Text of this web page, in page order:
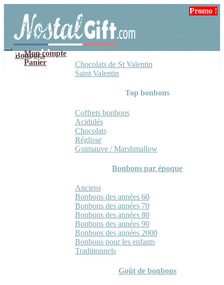
navigation
contenu
Mon compte
Panier
Bonbons
Chocolats de St Valentin
Saint Valentin
Top bonbons
Coffrets bonbons
Acidulés
Chocolats
Réglisse
Guimauve / Marshmallow
Bonbons par époque
Anciens
Bonbons des années 60
Bonbons des années 70
Bonbons des années 80
Bonbons des années 90
Bonbons des années 2000
Bonbons pour les enfants
Traditionnels
Goût de bonbons
Promo !